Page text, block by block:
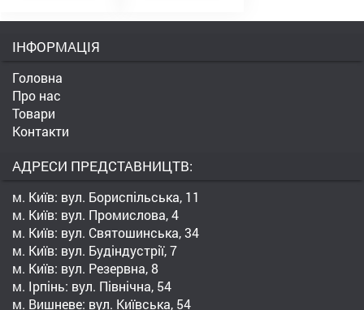
ІНФОРМАЦІЯ
Головна
Про нас
Товари
Контакти
АДРЕСИ ПРЕДСТАВНИЦТВ:
м. Київ: вул. Бориспільська, 11
м. Київ: вул. Промислова, 4
м. Київ: вул. Святошинська, 34
м. Київ: вул. Будіндустрії, 7
м. Київ: вул. Резервна, 8
м. Ірпінь: вул. Північна, 54
м. Вишневе: вул. Київська, 54